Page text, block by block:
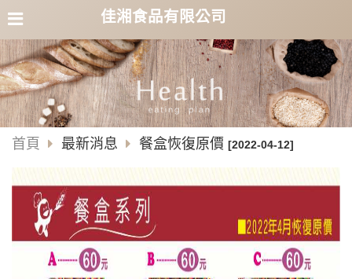
佳湘食品有限公司
首頁 最新消息 餐盒恢復原價 [2022-04-12]